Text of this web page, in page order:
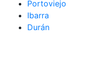
Portoviejo
Ibarra
Durán